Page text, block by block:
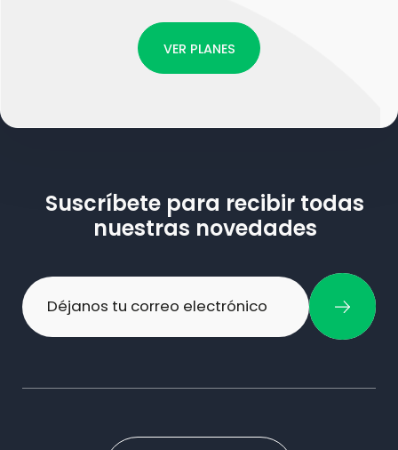
VER PLANES
Suscríbete para recibir todas
nuestras novedades